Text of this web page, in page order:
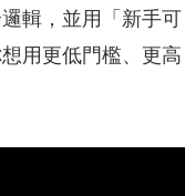
輯，並用「新手可
用更低門檻、更高